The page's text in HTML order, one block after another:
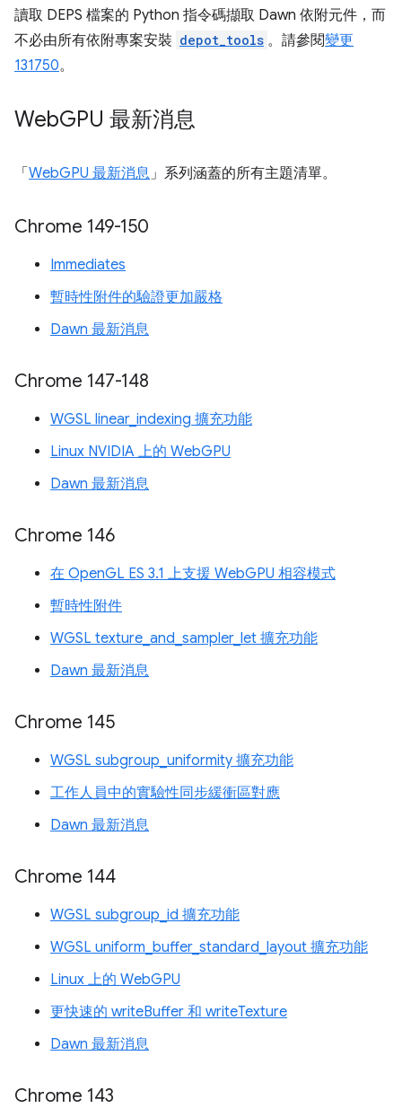
讀取 DEPS 檔案的 Python 指令碼擷取 Dawn 依附元件，而
不必由所有依附專案安裝 depot_tools 。請參閱變更
131750。
WebGPU 最新消息
「WebGPU 最新消息 」系列涵蓋的所有主題清單。
Chrome 149-150
Immediates
暫時性附件的驗證更加嚴格
Dawn 最新消息
Chrome 147-148
WGSL linear_indexing 擴充功能
Linux NVIDIA 上的 WebGPU
Dawn 最新消息
Chrome 146
在 OpenGL ES 3.1 上支援 WebGPU 相容模式
暫時性附件
WGSL texture_and_sampler_let 擴充功能
Dawn 最新消息
Chrome 145
WGSL subgroup_uniformity 擴充功能
工作人員中的實驗性同步緩衝區對應
Dawn 最新消息
Chrome 144
WGSL subgroup_id 擴充功能
WGSL uniform_buffer_standard_layout 擴充功能
Linux 上的 WebGPU
更快速的 writeBuffer 和 writeTexture
Dawn 最新消息
Chrome 143